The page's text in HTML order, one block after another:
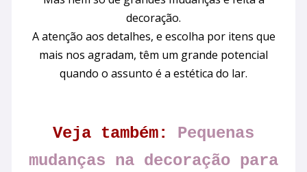
decoração.
A atenção aos detalhes, e escolha por itens que
mais nos agradam, têm um grande potencial
quando o assunto é a estética do lar.
Veja também: Pequenas
mudanças na decoração para